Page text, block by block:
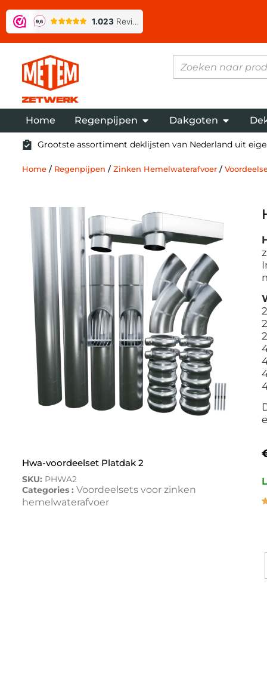
Home Regenpijpen Dakgoten
Grootste assortiment deklijsten van Nederland uit
Home/ Regenpijpen /Zinken Hemelwaterafvoer/
Hwa-voordeelset Platdak 2
SKU: PHWA2
Categories : Voordeelsets voor zinken
hemelwaterafvoer